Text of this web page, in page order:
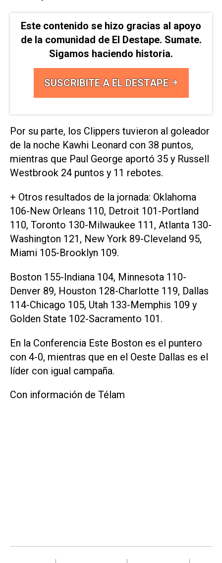
Este contenido se hizo gracias al apoyo
de la comunidad de El Destape. Sumate.
Sigamos haciendo historia.
SUSCRIBITE A EL DESTAPE
Por su parte, los Clippers tuvieron al goleador
de la noche Kawhi Leonard con 38 puntos,
mientras que Paul George aportó 35 y Russell
Westbrook 24 puntos y 11 rebotes.
+ Otros resultados de la jornada: Oklahoma
106-New Orleans 110, Detroit 101-Portland
110, Toronto 130-Milwaukee 111, Atlanta 130-
Washington 121, New York 89-Cleveland 95,
Miami 105-Brooklyn 109.
Boston 155-Indiana 104, Minnesota 110-
Denver 89, Houston 128-Charlotte 119, Dallas
114-Chicago 105, Utah 133-Memphis 109 y
Golden State 102-Sacramento 101.
En la Conferencia Este Boston es el puntero
con 4-0, mientras que en el Oeste Dallas es el
líder con igual campaña.
Con información de Télam